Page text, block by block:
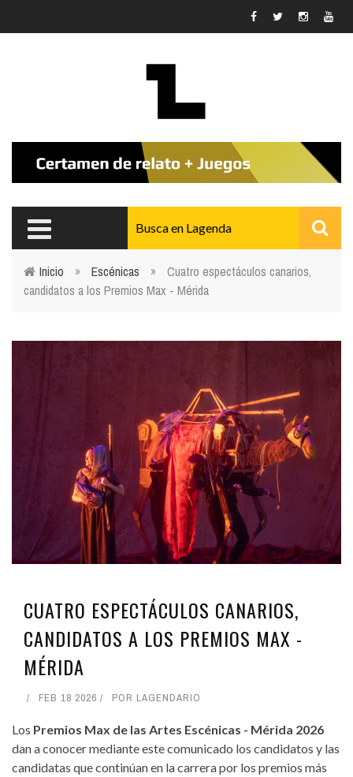
Usted está aquí
Inicio » Escénicas »
Cuatro espectáculos canarios,
candidatos a los Premios Max - Mérida
CUATRO ESPECTÁCULOS CANARIOS,
CANDIDATOS A LOS PREMIOS MAX -
MÉRIDA
FEB 18 2026 POR LAGENDARIO
Los Premios Max de las Artes Escénicas - Mérida 2026
dan a conocer mediante este comunicado los candidatos y las
candidatas que continúan en la carrera por los premios más